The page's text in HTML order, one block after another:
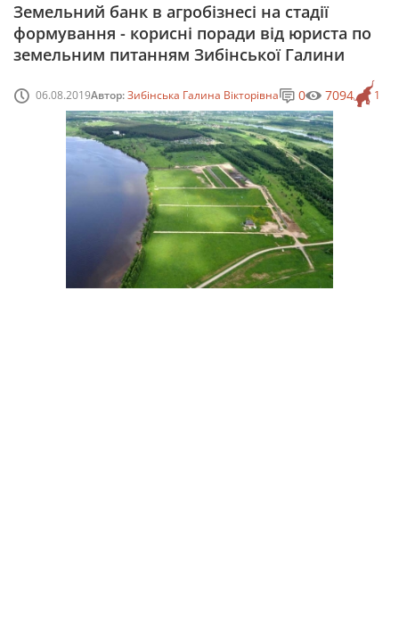
Земельний банк в агробізнесі на стадії
формування - корисні поради від юриста по
земельним питанням Зибінської Галини
06.08.2019Автор:Зибінська Галина Вікторівна 1
0 7094